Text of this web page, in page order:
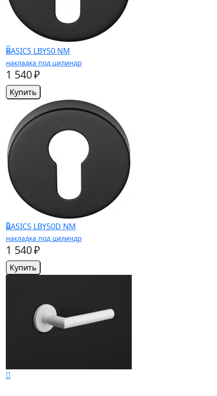
BASICS LBY50 NM
накладка под цилиндр
1 540 ₽
Купить
BASICS LBY50D NM
накладка под цилиндр
1 540 ₽
Купить